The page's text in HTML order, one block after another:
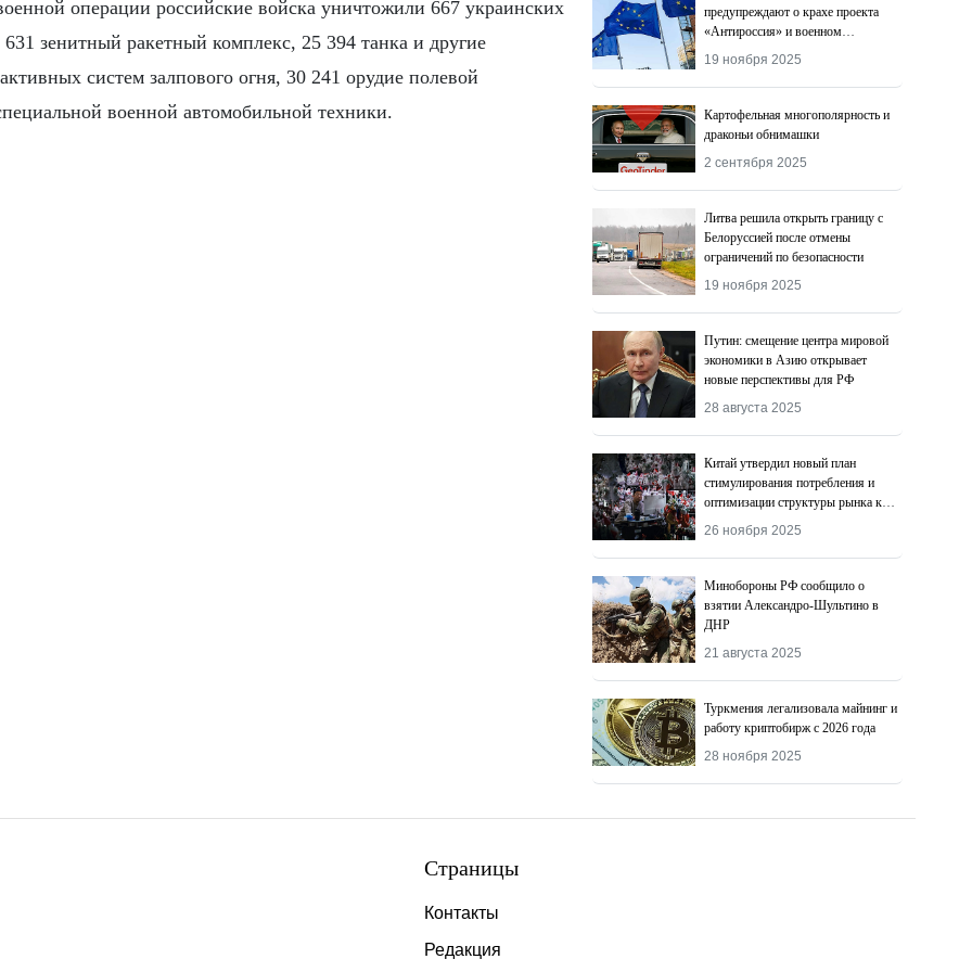
операции российские войска уничтожили 667 украинских
зенитный ракетный комплекс, 25 394 танка и другие
систем залпового огня, 30 241 орудие полевой
военной автомобильной техники.
предупреждают о крахе проекта
«Антироссия» и военном
поражении Киева
19 ноября 2025
Картофельная многополярность и
драконьи обнимашки
2 сентября 2025
Литва решила открыть границу с
Белоруссией после отмены
ограничений по безопасности
19 ноября 2025
Путин: смещение центра мировой
экономики в Азию открывает
новые перспективы для РФ
28 августа 2025
Китай утвердил новый план
стимулирования потребления и
оптимизации структуры рынка к
2027 году
26 ноября 2025
Минобороны РФ сообщило о
взятии Александро-Шультино в
ДНР
21 августа 2025
Туркмения легализовала майнинг и
работу криптобирж с 2026 года
28 ноября 2025
Страницы
Контакты
Редакция